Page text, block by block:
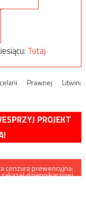
Tutaj
Prawnej Litwin:
PROJEKT
cenzura prewencyjna:
dziennikarzowi